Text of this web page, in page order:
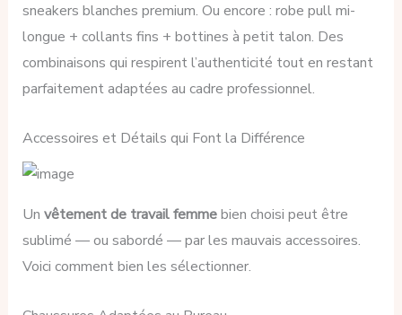
sneakers blanches premium. Ou encore : robe pull mi-
longue + collants fins + bottines à petit talon. Des
combinaisons qui respirent l’authenticité tout en restant
parfaitement adaptées au cadre professionnel.
Accessoires et Détails qui Font la Différence
Un vêtement de travail femmebien choisi peut être
sublimé — ou sabordé — par les mauvais accessoires.
Voici comment bien les sélectionner.